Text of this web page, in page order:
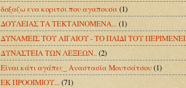
δοξαζω ενα κοριτσι που αγαπουσα(1)
ΔΟΥΛΕΙΑΣ ΤΑ ΤΕΚΤΑΙΝΟΜΕΝΑ...(1)
ΔΥΝΑΜΕΙΣ ΤΟΥ ΑΙΓΑΙΟΥ - ΤΟ ΠΑΙΔΙ ΤΟΥ ΠΕΡΙΜΕΝΕΙ
ΔΥΝΑΣΤΕΙΑ ΤΩΝ ΛΕΞΕΩΝ..(2)
Είναι κάτι αγάπες_ Αναστασία Μουτσάτσου(1)
ΕΚ ΠΡΟΟΙΜΙΟΥ...(71)